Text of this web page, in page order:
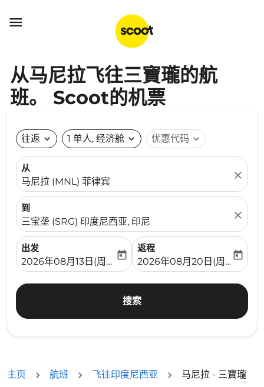

从马尼拉飞往三寶瓏的航
班。 Scoot的机票
往返 expand_more 1 单人, 经济舱 expand_more 优惠代码 expand_more
从
马尼拉 (MNL) 菲律宾
close
到
三宝垄 (SRG) 印度尼西亚, 印尼
close
出发
fc-booking-departure-date-aria-label
2026年08月13日(周四)
today
返程
fc-booking-return-date-
2026年08月20日(周四)
today
搜索
主页 航班 飞往印度尼西亚 马尼拉 - 三寶瓏